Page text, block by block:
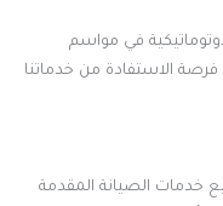
في مواسم
الاستفادة من خدماتنا
خدمات الصيانة المقدمة